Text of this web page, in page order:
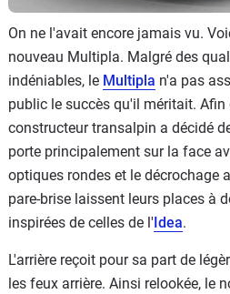
On ne l'avait encore jamais vu.
nouveau Multipla. Malgré des
indéniables, le Multipla n'a pas
public le succès qu'il méritait. Afin
constructeur transalpin a décidé
porte principalement sur la face
optiques rondes et le décrochage
pare-brise laissent leurs places à
inspirées de celles de l' Idea.
L'arrière reçoit pour sa part de
les feux arrière. Ainsi relookée, le